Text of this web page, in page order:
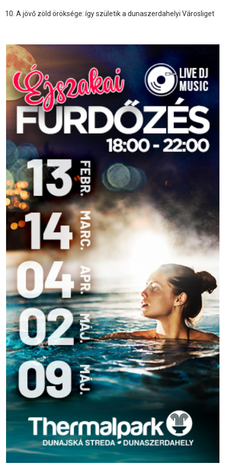
A jövő zöld öröksége: így születik a dunaszerdahelyi Városliget